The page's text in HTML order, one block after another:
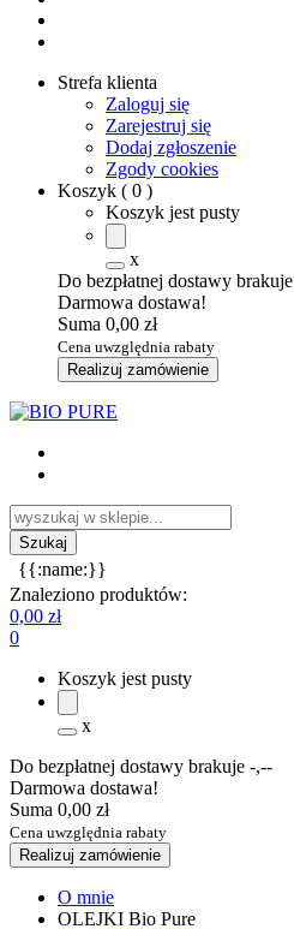
Strefa klienta
Zaloguj się
Zarejestruj się
Dodaj zgłoszenie
Zgody cookies
Koszyk ( 0 )
Koszyk jest pusty
x
Do bezpłatnej dostawy brakuje
Darmowa dostawa!
Suma 0,00 zł
Cena uwzględnia rabaty
Realizuj zamówienie
{{:name:}}
Znaleziono produktów:
0,00 zł
0
Koszyk jest pusty
x
Do bezpłatnej dostawy brakuje -,--
Darmowa dostawa!
Suma 0,00 zł
Cena uwzględnia rabaty
Realizuj zamówienie
O mnie
OLEJKI Bio Pure